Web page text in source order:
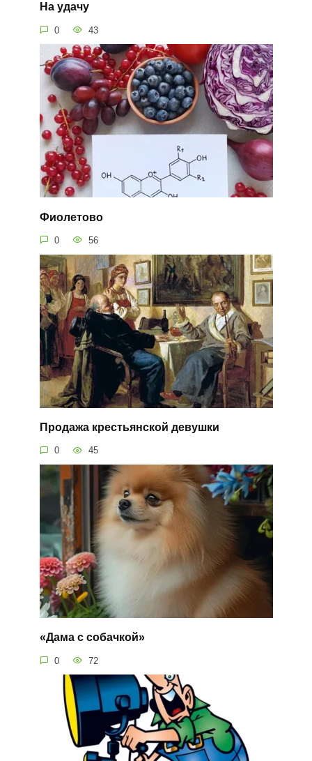
На удачу
0 43
Фиолетово
0 56
Продажа крестьянской девушки
0 45
«Дама с собачкой»
0 72